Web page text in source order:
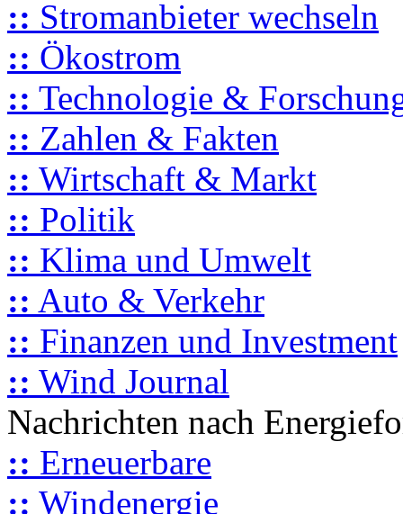
:: Stromanbieter wechseln
:: Ökostrom
:: Technologie &
:: Zahlen & Fakten
:: Wirtschaft & Markt
:: Politik
:: Klima und Umwelt
:: Auto & Verkehr
:: Finanzen und Investment
:: Wind Journal
Nachrichten nach
:: Erneuerbare
:: Windenergie